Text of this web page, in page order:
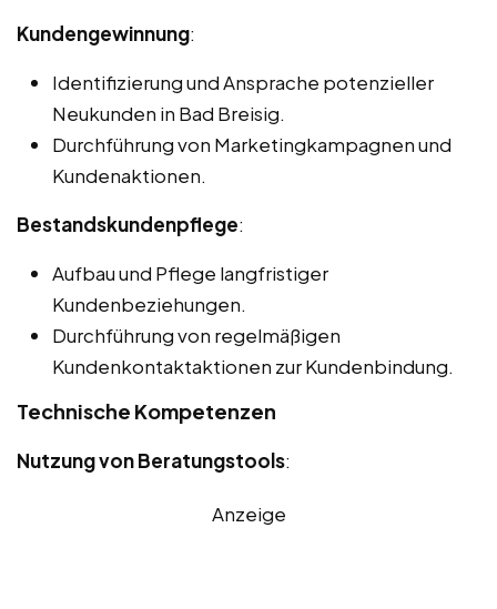
Kundengewinnung:
Identifizierung und Ansprache potenzieller
Neukunden in Bad Breisig.
Durchführung von Marketingkampagnen und
Kundenaktionen.
Bestandskundenpflege:
Aufbau und Pflege langfristiger
Kundenbeziehungen.
Durchführung von regelmäßigen
Kundenkontaktaktionen zur Kundenbindung.
Technische Kompetenzen
Nutzung von Beratungstools:
Anzeige